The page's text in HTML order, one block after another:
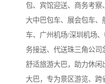
包、宾馆迎送、商务考
大中巴包车、展会包车
车、广州机场/深圳机场
务接送、代送珠三角公司
舒适旅游大巴，助力休闲
大巴，专为景区游览、